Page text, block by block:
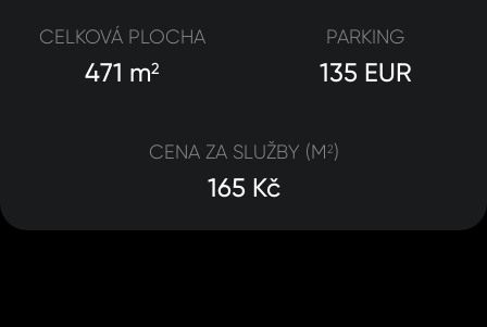
CELKOVÁ PLOCHA
471 m2
PARKING
135 EUR
CENA ZA SLUŽBY (M2)
165 Kč